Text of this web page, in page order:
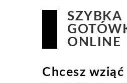
SZYBKA
ONLINE
Chcesz